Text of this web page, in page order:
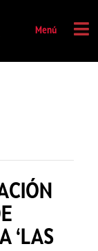
Menú
‘LAS